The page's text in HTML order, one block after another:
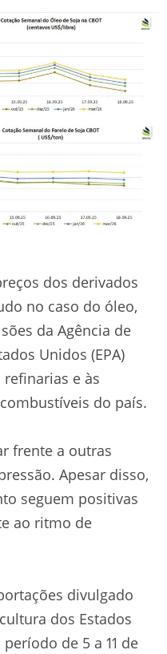
dos derivados
no caso do óleo,
da Agência de
Unidos (EPA)
e às
do país.
frente a outras
Apesar disso,
seguem positivas
ao ritmo de
divulgado
dos Estados
de 5 a 11 de